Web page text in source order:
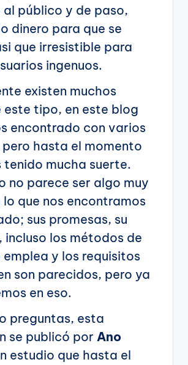
público y de paso,
dinero para que se
que irresistible para
ingenuos.
existen muchos
este tipo, en este blog
encontrado con varios
pero hasta el momento
tenido mucha suerte.
no parece ser algo muy
que nos encontramos
sus promesas, su
incluso los métodos de
y los requisitos
son parecidos, pero ya
en eso.
preguntas, esta
se publicó por Ano
estudio que hasta el